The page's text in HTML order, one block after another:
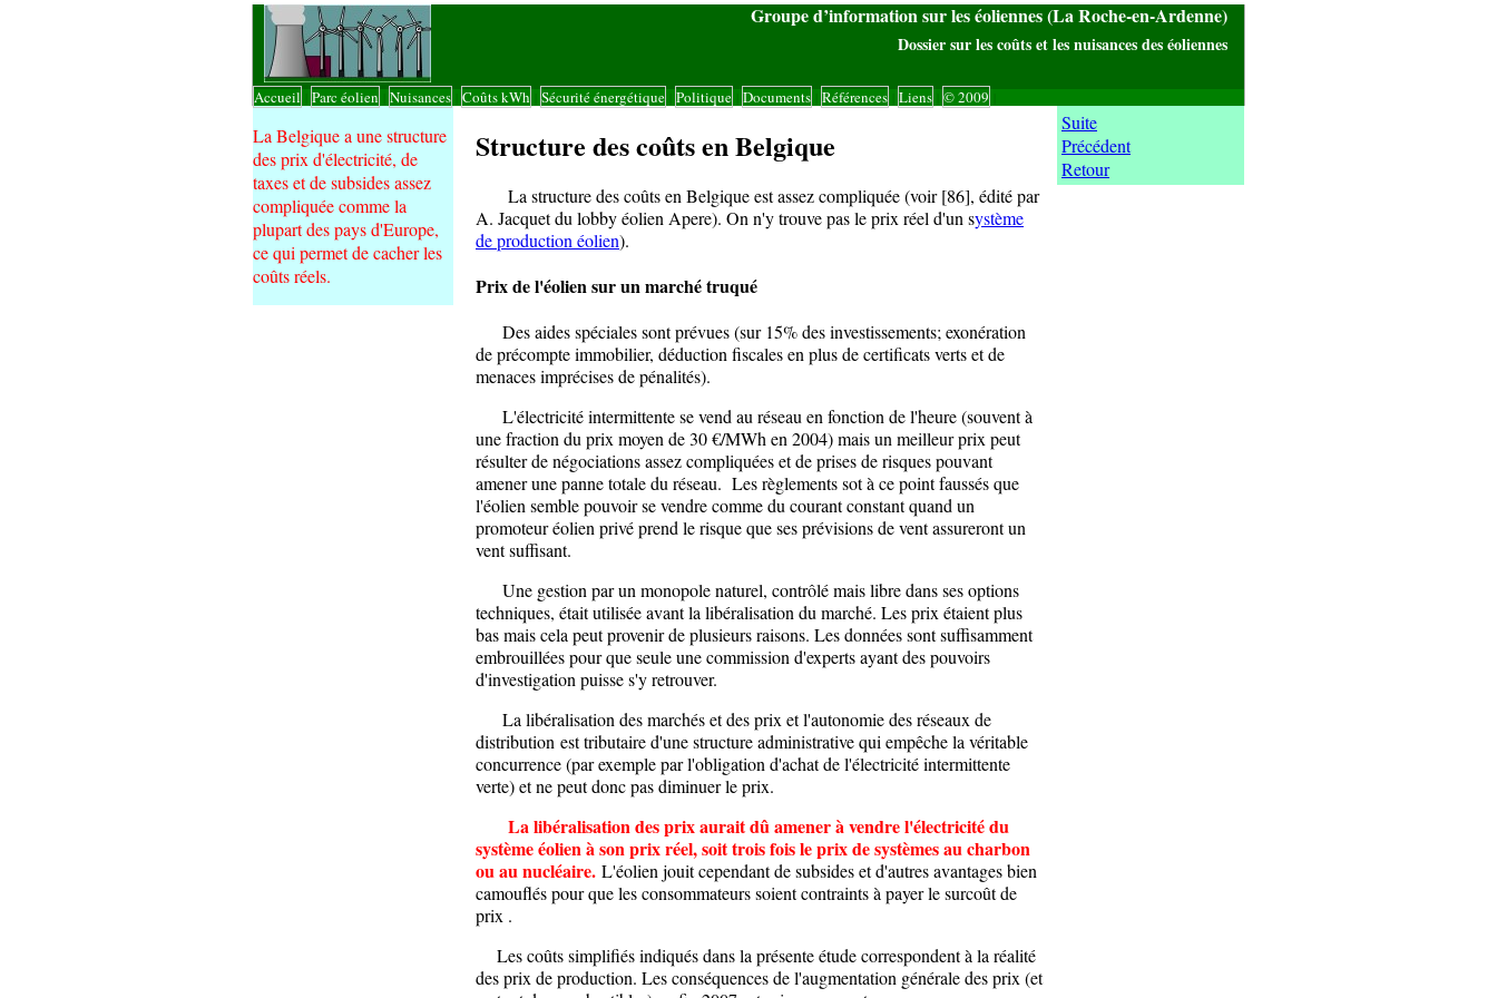
Groupe d’information sur les éoliennes (La Roche-en-Ardenne)
Dossier sur les coûts et les nuisances des éoliennes
Accueil Parc éolien Nuisances Coûts kWh Sécurité énergétique Politique Documents Références Liens © 2009
La Belgique a une structure
des prix d'électricité, de
taxes et de subsides assez
compliquée comme la
plupart des pays d'Europe,
ce qui permet de cacher les
coûts réels.
Structure des coûts en Belgique
La structure des coûts en Belgique est assez compliquée (voir [86], édité par
A. Jacquet du lobby éolien Apere). On n'y trouve pas le prix réel d'un système
de production éolien).
Prix de l'éolien sur un marché truqué
Des aides spéciales sont prévues (sur 15% des investissements; exonération
de précompte immobilier, déduction fiscales en plus de certificats verts et de
menaces imprécises de pénalités).
L'électricité intermittente se vend au réseau en fonction de l'heure (souvent à
une fraction du prix moyen de 30 €/MWh en 2004) mais un meilleur prix peut
résulter de négociations assez compliquées et de prises de risques pouvant
amener une panne totale du réseau. Les règlements sot à ce point faussés que
l'éolien semble pouvoir se vendre comme du courant constant quand un
promoteur éolien privé prend le risque que ses prévisions de vent assureront un
vent suffisant.
Une gestion par un monopole naturel, contrôlé mais libre dans ses options
techniques, était utilisée avant la libéralisation du marché. Les prix étaient plus
bas mais cela peut provenir de plusieurs raisons. Les données sont suffisamment
embrouillées pour que seule une commission d'experts ayant des pouvoirs
d'investigation puisse s'y retrouver.
La libéralisation des marchés et des prix et l'autonomie des réseaux de
distribution est tributaire d'une structure administrative qui empêche la véritable
concurrence (par exemple par l'obligation d'achat de l'électricité intermittente
verte) et ne peut donc pas diminuer le prix.
La libéralisation des prix aurait dû amener à vendre l'électricité du
système éolien à son prix réel, soit trois fois le prix de systèmes au charbon
ou au nucléaire. L'éolien jouit cependant de subsides et d'autres avantages bien
camouflés pour que les consommateurs soient contraints à payer le surcoût de
prix .
Les coûts simplifiés indiqués dans la présente étude correspondent à la réalité
des prix de production. Les conséquences de l'augmentation générale des prix (et
Suite
Précédent
Retour